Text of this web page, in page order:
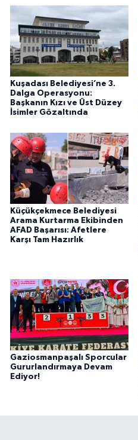
Kuşadası Belediyesi’ne 3.
Dalga Operasyonu:
Başkanın Kızı ve Üst Düzey
İsimler Gözaltında
Küçükçekmece Belediyesi
Arama Kurtarma Ekibinden
AFAD Başarısı: Afetlere
Karşı Tam Hazırlık
Gaziosmanpaşalı Sporcular
Gururlandırmaya Devam
Ediyor!